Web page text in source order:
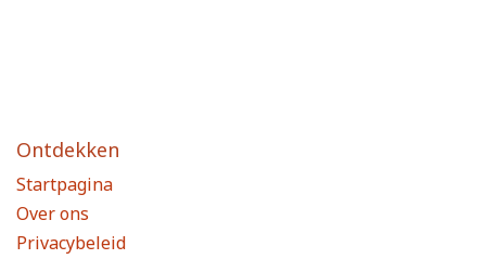
Ontdekken
Startpagina
Over ons
Privacybeleid